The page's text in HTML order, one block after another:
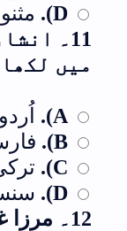
D).
11۔
میں لکھا
A).
اُردو
B).
C).
ترکی
D).
12۔